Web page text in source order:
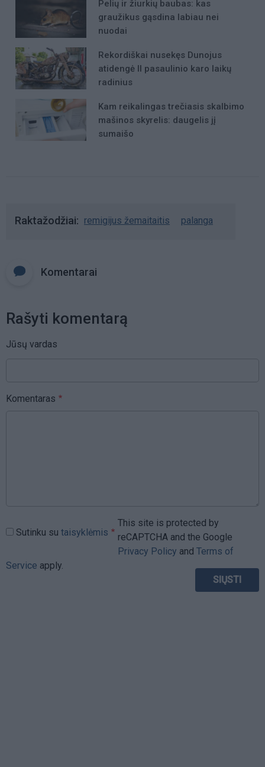
Pelių ir žiurkių baubas: kas
graužikus gąsdina labiau nei
nuodai
Rekordiškai nusekęs Dunojus
atidengė II pasaulinio karo laikų
radinius
Kam reikalingas trečiasis skalbimo
mašinos skyrelis: daugelis jį
sumaišo
Raktažodžiai remigijus žemaitaitis palanga
Komentarai
Rašyti komentarą
Jūsų vardas
Komentaras
Sutinku su taisyklėmis
This site is protected by
reCAPTCHA and the Google
Privacy Policy and Terms of
Service apply.